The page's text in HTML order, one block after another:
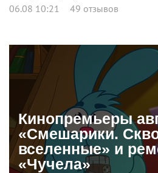
06.08 10:21 49 отзывов
Кинопремьеры
«Смешарики.
вселенные» и
«Чучела»